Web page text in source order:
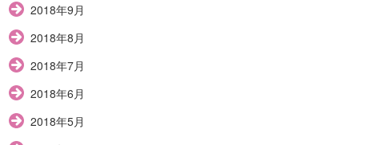
2018年9月
2018年8月
2018年7月
2018年6月
2018年5月